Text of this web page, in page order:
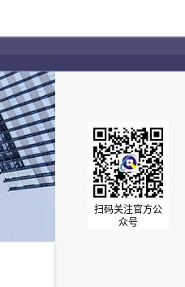
扫码关注官方公
众号